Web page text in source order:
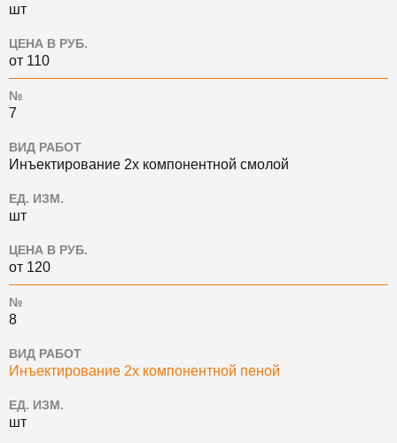
шт
ЦЕНА В РУБ.
от 110
№
7
ВИД РАБОТ
Инъектирование 2х компонентной смолой
ЕД. ИЗМ.
шт
ЦЕНА В РУБ.
от 120
№
8
ВИД РАБОТ
Инъектирование 2х компонентной пеной
ЕД. ИЗМ.
шт